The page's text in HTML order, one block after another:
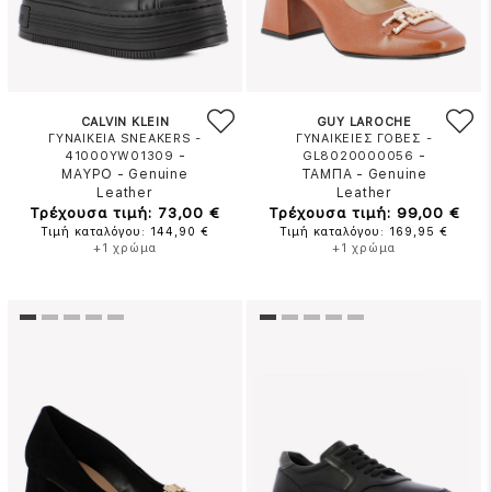
CALVIN KLEIN
ΓΥΝΑΙΚΕΙΑ SNEAKERS -
41000YW01309 -
ΜΑΥΡΟ - Genuine
Leather
Τρέχουσα τιμή: 73,00 €
Τιμή καταλόγου: 144,90 €
+1 χρώμα
GUY LAROCHE
ΓΥΝΑΙΚΕΙΕΣ ΓΟΒΕΣ -
GL8020000056 -
ΤΑΜΠΑ - Genuine
Leather
Τρέχουσα τιμή: 99,00 €
Τιμή καταλόγου: 169,95 €
+1 χρώμα